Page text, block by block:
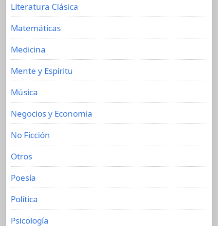
Literatura Clásica
Matemáticas
Medicina
Mente y Espíritu
Música
Negocios y Economia
No Ficción
Otros
Poesía
Política
Psicología